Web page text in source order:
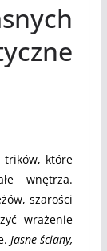
które
wnętrza.
szarości
wrażenie
Jasne ściany,